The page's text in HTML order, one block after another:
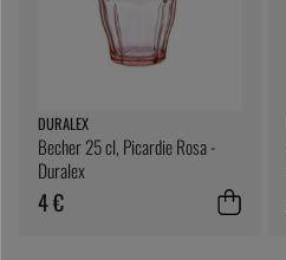
DURALEX
Becher 25 cl, Picardie Rosa -
Duralex
4 €